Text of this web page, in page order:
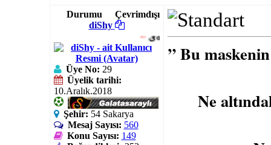
Durumu
Çevrimdışı
diShy
یơυℓℓεss ..
Üye No: 29
Üyelik tarihi:
10.Aralık.2018
Şehir: 54 Sakarya
Mesaj Sayısı: 560
Konu Sayısı: 149
” Bu
Ne